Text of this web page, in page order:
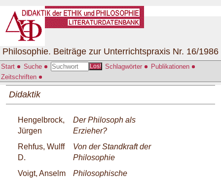
Start Suche Los! Schlagwörter
Publikationen
Zeitschriften
Philosophie. Beiträge zur Unterrichtspraxis Nr. 16/1986
Didaktik
Hengelbrock,
Jürgen
Der Philosoph als
Erzieher?
Rehfus, Wulff
D.
Von der Standkraft der
Philosophie
Voigt, Anselm
Philosophische